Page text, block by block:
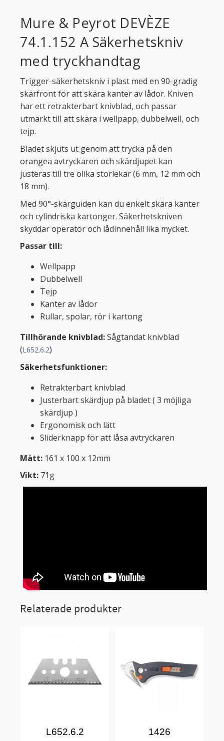
Mure & Peyrot DEVÈZE
74.1.152 A Säkerhetskniv
med tryckhandtag
Trigger-säkerhetskniv i plast med en 90-gradig
skärfront för att skära kanter av lådor. Kniven
har ett retrakterbart knivblad, och passar
utmärkt till att skära i wellpapp, dubbelwell, och
tejp.
Bladet skjuts ut genom att trycka på den
orangea avtryckaren och skärdjupet kan
justeras till tre olika storlekar (6 mm, 12 mm och
18 mm).
Med 90°-skärguiden kan du enkelt skära kanter
och cylindriska kartonger. Säkerhetskniven
skyddar operatör och lådinnehåll lika mycket.
Passar till:
Wellpapp
Dubbelwell
Tejp
Kanter av lådor
Rullar, spolar, rör i kartong
Tillhörande knivblad:Sågtandat knivblad
(L652.6.2)
Säkerhetsfunktioner:
Retrakterbart knivblad
Justerbart skärdjup på bladet ( 3 möjliga
skärdjup )
Ergonomisk och lätt
Sliderknapp för att låsa avtryckaren
Mått: 161 x 100 x 12mm
Vikt: 71g
Relaterade produkter
L652.6.2 1426